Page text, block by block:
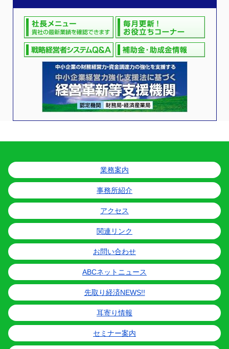
業務案内
事務所紹介
アクセス
関連リンク
お問い合わせ
ABCネットニュース
先取り経済NEWS!!
耳寄り情報
セミナー案内